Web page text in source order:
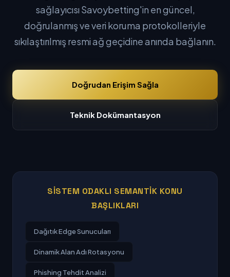
sağlayıcısı Savoybetting'in en güncel,
doğrulanmış ve veri koruma protokolleriyle
sıkılaştırılmış resmi ağ geçidine anında bağlanın.
Doğrudan Erişim Sağla
Teknik Dokümantasyon
SISTEM ODAKLI SEMANTIK KONU
BAŞLIKLARI
Dağıtık Edge Sunucuları
Dinamik Alan Adı Rotasyonu
Phishing Tehdit Analizi